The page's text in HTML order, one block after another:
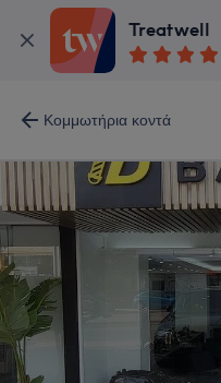
Treatwell
Κομμωτήρια κοντά